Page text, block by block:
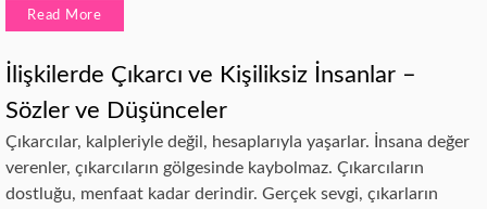
Read More
İlişkilerde Çıkarcı ve Kişiliksiz İnsanlar –
Sözler ve Düşünceler
Çıkarcılar, kalpleriyle değil, hesaplarıyla yaşarlar. İnsana değer
verenler, çıkarcıların gölgesinde kaybolmaz. Çıkarcıların
dostluğu, menfaat kadar derindir. Gerçek sevgi, çıkarların